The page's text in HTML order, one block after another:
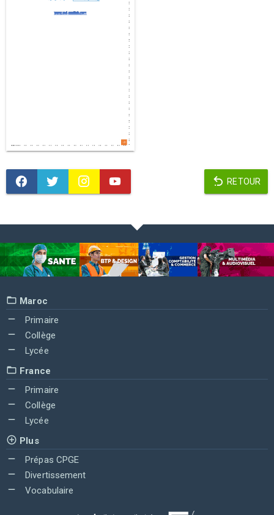
RETOUR
Maroc
Primaire
Collège
Lycée
France
Primaire
Collège
Lycée
Plus
Prépas CPGE
Divertissement
Vocabulaire